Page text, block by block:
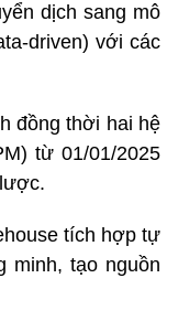
dịch sang mô
driven) với các
đồng thời hai hệ
từ 01/01/2025
tích hợp tự
minh, tạo nguồn